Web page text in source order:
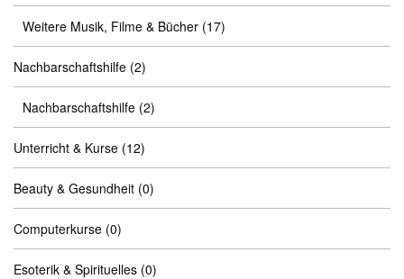
Weitere Musik, Filme & Bücher (17)
Nachbarschaftshilfe (2)
Nachbarschaftshilfe (2)
Unterricht & Kurse (12)
Beauty & Gesundheit (0)
Computerkurse (0)
Esoterik & Spirituelles (0)